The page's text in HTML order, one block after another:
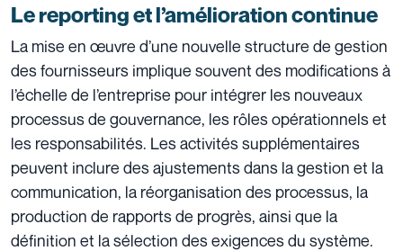
Le reporting et l’amélioration continue
La mise en œuvre d’une nouvelle structure de gestion
des fournisseurs implique souvent des modifications à
l’échelle de l’entreprise pour intégrer les nouveaux
processus de gouvernance, les rôles opérationnels et
les responsabilités. Les activités supplémentaires
peuvent inclure des ajustements dans la gestion et la
communication, la réorganisation des processus, la
production de rapports de progrès, ainsi que la
définition et la sélection des exigences du système.